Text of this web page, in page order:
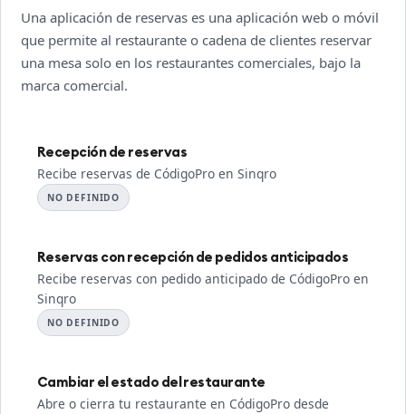
Una aplicación de reservas es una aplicación web o móvil
que permite al restaurante o cadena de clientes reservar
una mesa solo en los restaurantes comerciales, bajo la
marca comercial.
Recepción de reservas
Recibe reservas de CódigoPro en Sinqro
NO DEFINIDO
Reservas con recepción de pedidos anticipados
Recibe reservas con pedido anticipado de CódigoPro en
Sinqro
NO DEFINIDO
Cambiar el estado del restaurante
Abre o cierra tu restaurante en CódigoPro desde